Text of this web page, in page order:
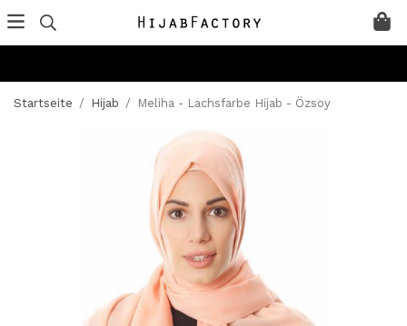
Startseite / Hijab / Meliha - Lachsfarbe Hijab - Özsoy